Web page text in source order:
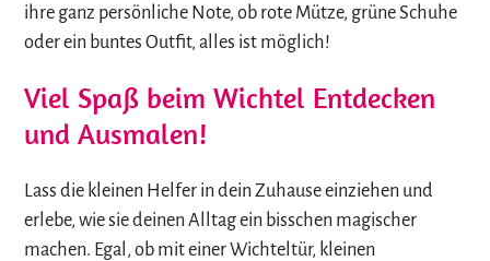
ihre ganz persönliche Note, ob rote Mütze, grüne Schuhe
oder ein buntes Outfit, alles ist möglich!
Viel Spaß beim Wichtel Entdecken
und Ausmalen!
Lass die kleinen Helfer in dein Zuhause einziehen und
erlebe, wie sie deinen Alltag ein bisschen magischer
machen. Egal, ob mit einer Wichteltür, kleinen